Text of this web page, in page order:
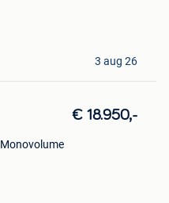
3 aug 26
€ 18.950,-
Monovolume